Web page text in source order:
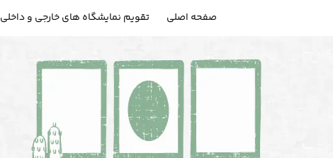
صفحه اصلی تقویم نمایشگاه های خارجی و داخلی